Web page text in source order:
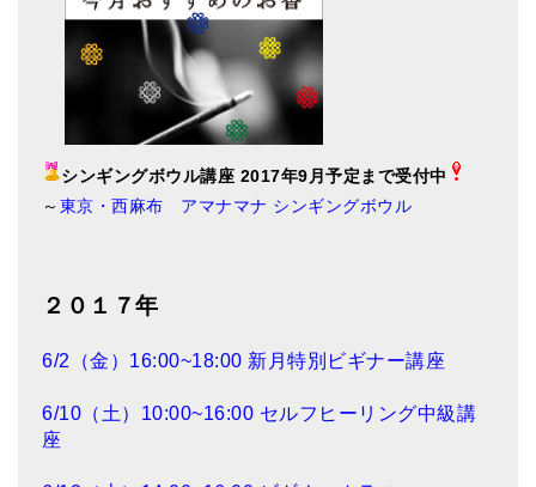
シンギングボウル講座 2017年9月予定まで受付中
～ 東京・西麻布 アマナマナ シンギングボウル
２０１７年
6/2（金）16:00~18:00 新月特別ビギナー講座
6/10（土）10:00~16:00 セルフヒーリング中級講
座